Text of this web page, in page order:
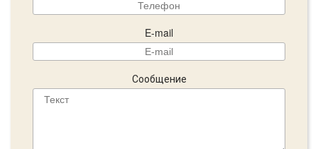
E-mail
Сообщение